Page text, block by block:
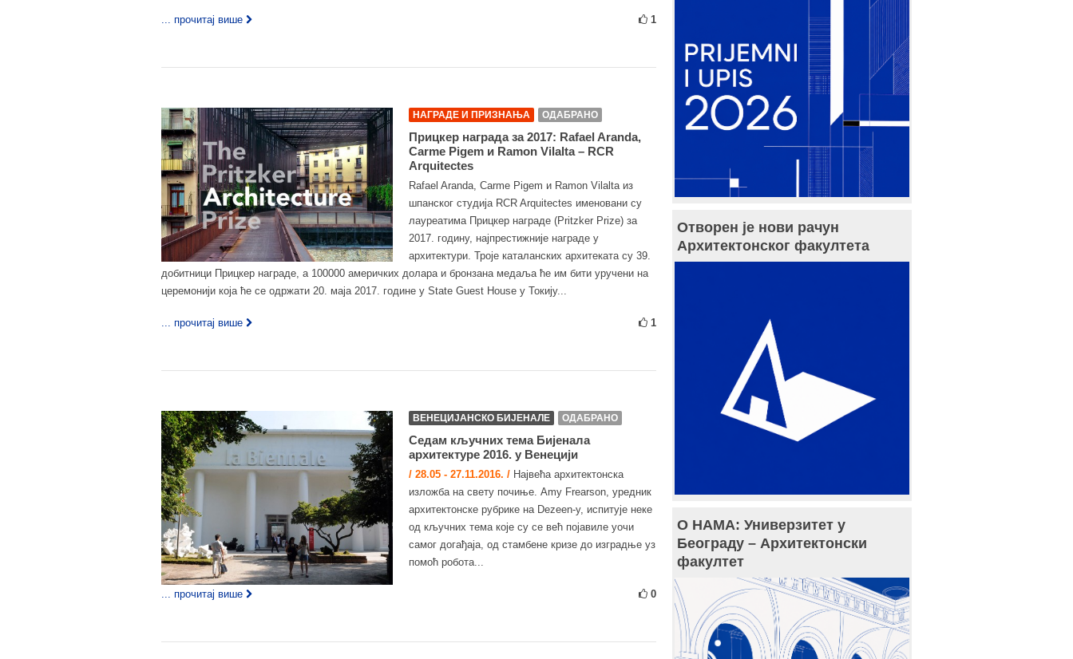
... прочитај више 1
НАГРАДЕ И ПРИЗНАЊА ОДАБРАНО
Прицкер награда за 2017: Rafael Aranda,
Carme Pigem и Ramon Vilalta – RCR
Arquitectes
Rafael Aranda, Carme Pigem и Ramon Vilalta из
шпанског студија RCR Arquitectes именовани су
лауреатима Прицкер награде (Pritzker Prize) за
2017. годину, најпрестижније награде у
архитектури. Троје каталанских архитеката су 39.
добитници Прицкер награде, а 100000 америчких долара и бронзана медаља ће им бити уручени на
церемонији која ће се одржати 20. маја 2017. године у State Guest House у Токију...
... прочитај више 1
ВЕНЕЦИЈАНСКО БИЈЕНАЛЕ ОДАБРАНО
Седам кључних тема Бијенала
архитектуре 2016. у Венецији
/ 28.05 - 27.11.2016. / Највећа архитектонска
изложба на свету почиње. Amy Frearson, уредник
архитектонске рубрике на Dezeen-у, испитује неке
од кључних тема које су се већ појавиле уочи
самог догађаја, од стамбене кризе до изградње уз
помоћ робота...
... прочитај више 0
Отворен је нови рачун
Архитектонског факултета
О НАМА: Универзитет у
Београду – Архитектонски
факултет